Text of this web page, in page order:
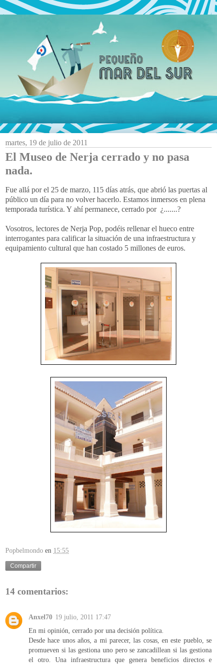
martes, 19 de julio de 2011
El Museo de Nerja cerrado y no pasa
nada.
Fue allá por el 25 de marzo, 115 días atrás, que abrió las puertas al
público un día para no volver hacerlo. Estamos inmersos en plena
temporada turística. Y ahí permanece, cerrado por ¿.......?
Vosotros, lectores de Nerja Pop, podéis rellenar el hueco entre
interrogantes para calificar la situación de una infraestructura y
equipamiento cultural que han costado 5 millones de euros.
Popbelmondo en 15:55
Compartir
14 comentarios:
Anxel70 19 julio, 2011 17:47
En mi opinión, cerrado por una decisión política.
Desde hace unos años, a mi parecer, las cosas, en este pueblo, se
promueven si las gestiona uno pero se zancadillean si las gestiona
el otro. Una infraestructura que genera beneficios directos e